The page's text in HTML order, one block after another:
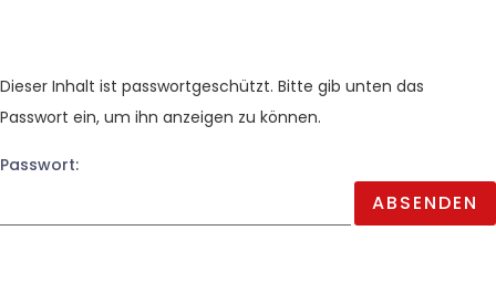
Dieser Inhalt ist passwortgeschützt. Bitte gib unten das
Passwort ein, um ihn anzeigen zu können.
Passwort: